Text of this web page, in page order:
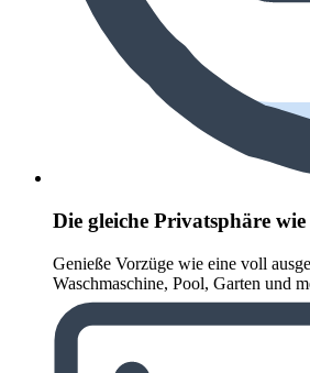
Die gleiche Privatsphäre wie
Genieße Vorzüge wie eine voll
Waschmaschine, Pool, Garten und